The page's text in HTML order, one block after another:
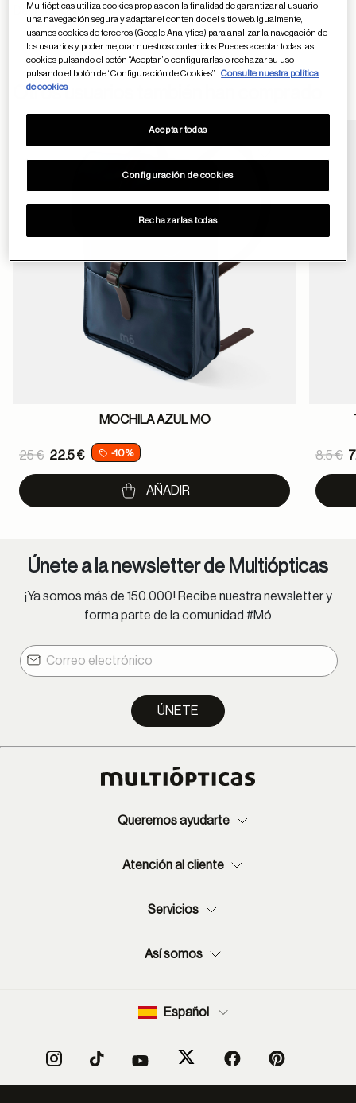
Devoluciones
formulario
de contacto
ayuda
Otros usuarios también han comprado
Guardar en
MOCHILA AZUL MO
Price reduced from
25 €
to
22.5 € -10%
AÑADIR
8.5 €
to
Únete a la newsletter de Multiópticas
¡Ya somos más de 150.000! Recibe nuestra newsletter y
forma parte de la comunidad #Mó
ÚNETE
Queremos ayudarte
Atención al cliente
Servicios
Así somos
Español
Multiópticas utiliza cookies propias con la finalidad de garantizar al usuario
una navegación segura y adaptar el contenido del sitio web. Igualmente,
usamos cookies de terceros (Google Analytics) para analizar la navegación de
los usuarios y poder mejorar nuestros contenidos. Puedes aceptar todas las
cookies pulsando el botón “Aceptar” o configurarlas o rechazar su uso
pulsando el botón de “Configuración de Cookies”.
Consulte nuestra política
de cookies
Configuración de cookies
Rechazarlas todas
Aceptar todas